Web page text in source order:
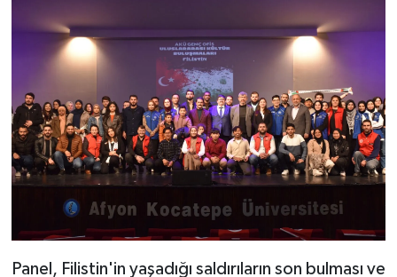
Panel, Filistin'in yaşadığı saldırıların son bulması ve